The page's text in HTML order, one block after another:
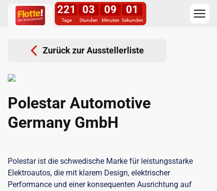
221
Tage
03
Stunden
09
Minuten
01
Sekunden
Zurück zur Ausstellerliste
Polestar Automotive
Germany GmbH
Polestar ist die schwedische Marke für leistungsstarke
Elektroautos, die mit klarem Design, elektrischer
Performance und einer konsequenten Ausrichtung auf